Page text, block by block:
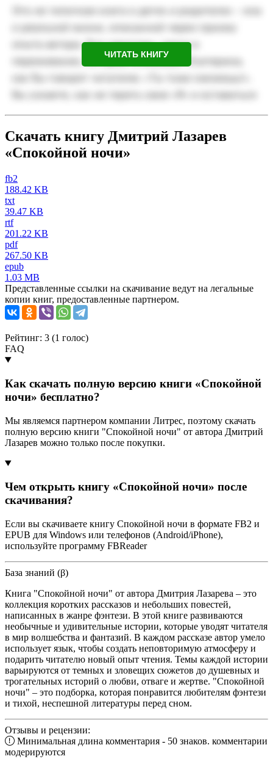
ЧИТАТЬ КНИГУ
Скачать книгу Дмитрий Лазарев
«Спокойной ночи»
fb2
188.42 KB
txt
39.47 KB
rtf
201.22 KB
pdf
267.50 KB
epub
1.03 MB
Представленные ссылки на скачивание ведут на легальные
копии книг, предоставленные партнером.
Рейтинг: 3 (1 голос)
FAQ
Как скачать полную версию книги «Спокойной
ночи» бесплатно?
Мы являемся партнером компании Литрес, поэтому скачать
полную версию книги "Спокойной ночи" от автора Дмитрий
Лазарев можно только после покупки.
Чем открыть книгу «Спокойной ночи» после
скачивания?
Если вы скачиваете книгу Спокойной ночи в формате FB2 и
EPUB для Windows или телефонов (Android/iPhone),
используйте программу FBReader
База знаний (β)
Книга "Спокойной ночи" от автора Дмитрия Лазарева – это
коллекция коротких рассказов и небольших повестей,
написанных в жанре фэнтези. В этой книге развиваются
необычные и удивительные истории, которые уводят читателя
в мир волшебства и фантазий. В каждом рассказе автор умело
использует язык, чтобы создать неповторимую атмосферу и
подарить читателю новый опыт чтения. Темы каждой истории
варьируются от темных и зловещих сюжетов до душевных и
трогательных историй о любви, отваге и жертве. "Спокойной
ночи" – это подборка, которая понравится любителям фэнтези
и тихой, неспешной литературы перед сном.
Отзывы и рецензии:
Минимальная длина комментария - 50 знаков. комментарии
модерируются